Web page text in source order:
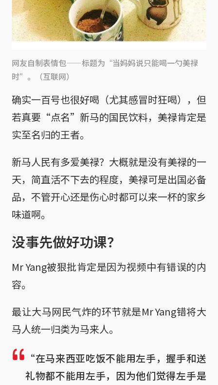
网友自制表情包——标题为“当妈妈说只能喝一勺美禄
时”。（互联网）
确实一百号也很好喝（尤其感冒时狂喝），但
若真要“点名”新马的国民饮料，美禄肯定是
实至名归的王者。
新马人民有多爱美禄？大概就是没有美禄的一
天，简直活不下去的程度，美禄可是出国必备
品，不管开心还是伤心时都可以来一杯的家乡
味道啊。
没事先做好功课？
Mr Yang被狠批肯定是因为视频中有错误的内
容。
最让大马网民气炸的环节就是Mr Yang错将大
马人统一归类为马来人。
“在马来西亚吃饭不能用左手，握手和送
礼物都不能用左手，因为他们觉得左手是